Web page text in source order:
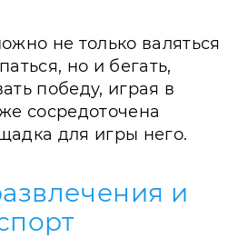
не только валяться
но и бегать,
победу, играя в
сосредоточена
для игры него.
и